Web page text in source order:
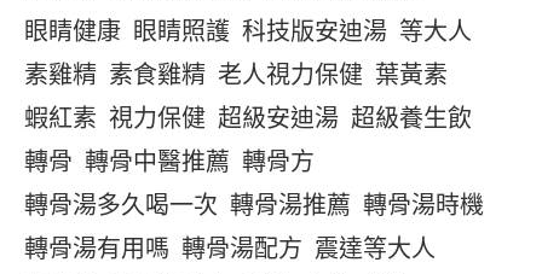
眼睛健康 眼睛照護 科技版安迪湯 等大人
素雞精 素食雞精 老人視力保健 葉黃素
蝦紅素 視力保健 超級安迪湯 超級養生飲
轉骨 轉骨中醫推薦 轉骨方
轉骨湯多久喝一次 轉骨湯推薦 轉骨湯時機
轉骨湯有用嗎 轉骨湯配方 震達等大人